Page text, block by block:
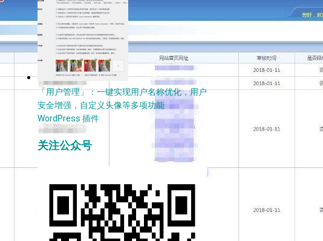
「用户管理」：一键实现用户名称优化，用户
安全增强，自定义头像等多项功能
WordPress 插件
关注公众号